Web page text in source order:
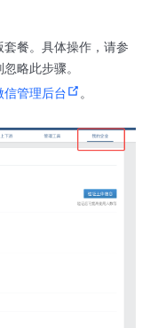
餐。具体操作，请参
略此步骤。
信管理后台
。